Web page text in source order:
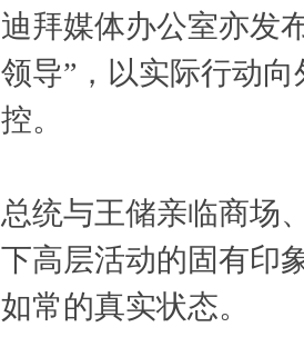
迪拜媒体办公室亦发
领导”，以实际行动
控。
总统与王储亲临商场
下高层活动的固有印
如常的真实状态。